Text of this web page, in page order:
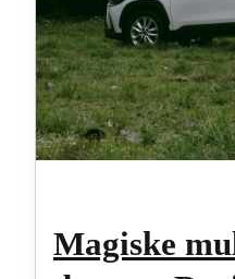
Magiske